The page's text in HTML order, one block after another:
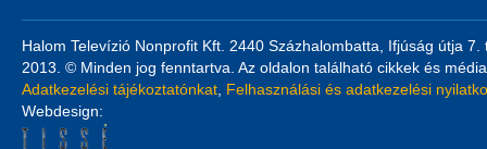
Halom Televízió Nonprofit Kft. 2440 Százhalombatta, Ifjúság útja
2013. © Minden jog fenntartva. Az oldalon található cikkek és
Adatkezelési tájékoztatónkat Felhasználási és adatkezelési
Webdesign: